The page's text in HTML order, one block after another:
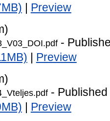
Preview
-
Preview
- Published
Preview